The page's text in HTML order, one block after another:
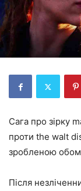
Сага про зірку
проти the walt
зробленою
Після